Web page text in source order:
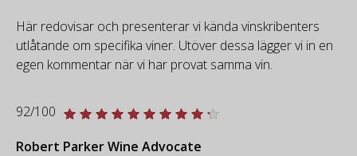
Här redovisar och presenterar vi kända vinskribenters
utlåtande om specifika viner. Utöver dessa lägger vi in en
egen kommentar när vi har provat samma vin.
92/100
Robert Parker Wine Advocate